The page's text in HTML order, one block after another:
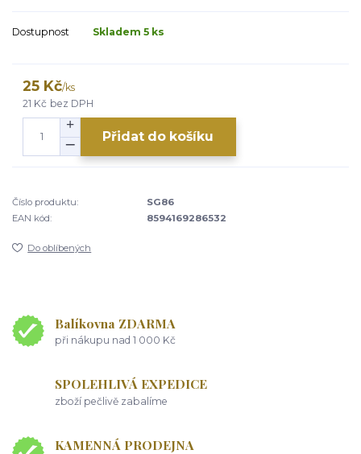
Dostupnost Skladem 5 ks
25 Kč/ks
21 Kč bez DPH
Přidat do košíku
Číslo produktu:
SG86
EAN kód:
8594169286532
Do oblíbených
Balíkovna ZDARMA
při nákupu nad 1 000 Kč
SPOLEHLIVÁ EXPEDICE
zboží pečlivě zabalíme
KAMENNÁ PRODEJNA